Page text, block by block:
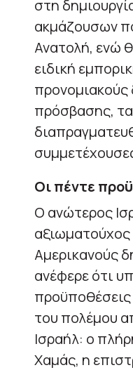
στη
ακμάζουσων
Ανατολή, ενώ
ειδική
πρόσβασης,
Οι πέντε
Ο ανώτερος
Αμερικανούς
ανέφερε ότι
προϋποθέσεις
του πολέμου
Ισραήλ: ο
Χαμάς, η